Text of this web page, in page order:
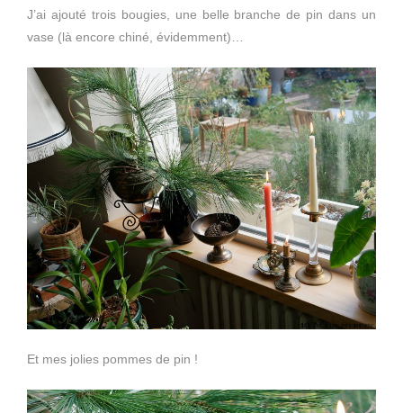
J’ai ajouté trois bougies, une belle branche de pin dans un
vase (là encore chiné, évidemment)…
Et mes jolies pommes de pin !